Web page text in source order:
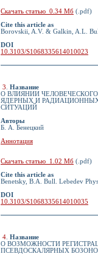
Скачать статью 0.34 Мб (.pdf)
Cite this article as
Borovskii, A.V. & Galkin, A.L.
DOI
10.3103/S1068335614010023
3
Название
О ВЛИЯНИИ
ЯДЕРНЫХ И
СИТУАЦИЙ
Авторы
Б. А. Бенецкий
Аннотация
Скачать статью 1.02 Мб (.pdf)
Cite this article as
Benetsky, B.A. Bull. Lebedev
DOI
10.3103/S1068335614010035
4 Название
О ВОЗМОЖНОСТИ
ПСЕВДОСКАЛЯРНЫХ